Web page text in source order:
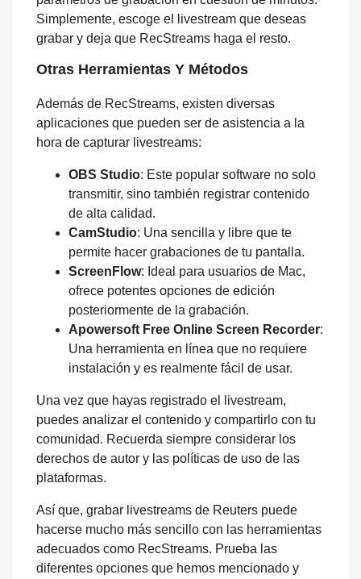
Simplemente, escoge el livestream que deseas
grabar y deja que RecStreams haga el resto.
Otras Herramientas Y Métodos
Además de RecStreams, existen diversas
aplicaciones que pueden ser de asistencia a la
hora de capturar livestreams:
OBS Studio: Este popular software no solo
transmitir, sino también registrar contenido
de alta calidad.
CamStudio: Una sencilla y libre que te
permite hacer grabaciones de tu pantalla.
ScreenFlow: Ideal para usuarios de Mac,
ofrece potentes opciones de edición
posteriormente de la grabación.
Apowersoft Free Online Screen Recorder:
Una herramienta en línea que no requiere
instalación y es realmente fácil de usar.
Una vez que hayas registrado el livestream,
puedes analizar el contenido y compartirlo con tu
comunidad. Recuerda siempre considerar los
derechos de autor y las políticas de uso de las
plataformas.
Así que, grabar livestreams de Reuters puede
hacerse mucho más sencillo con las herramientas
adecuados como RecStreams. Prueba las
diferentes opciones que hemos mencionado y